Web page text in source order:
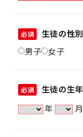
必須
生徒の性別
男子 女子
必須
生徒の生
年
月